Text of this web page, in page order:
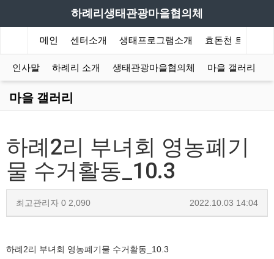
하례리생태관광마을협의체
메인 센터소개 생태프로그램소개 효돈천 트레킹
인사말 하례리 소개 생태관광마을협의체 마을 갤러리
마을 갤러리
하례2리 부녀회 영농폐기
물 수거활동_10.3
최고관리자 0 2,090 2022.10.03 14:04
하례2리 부녀회 영농폐기물 수거활동_10.3